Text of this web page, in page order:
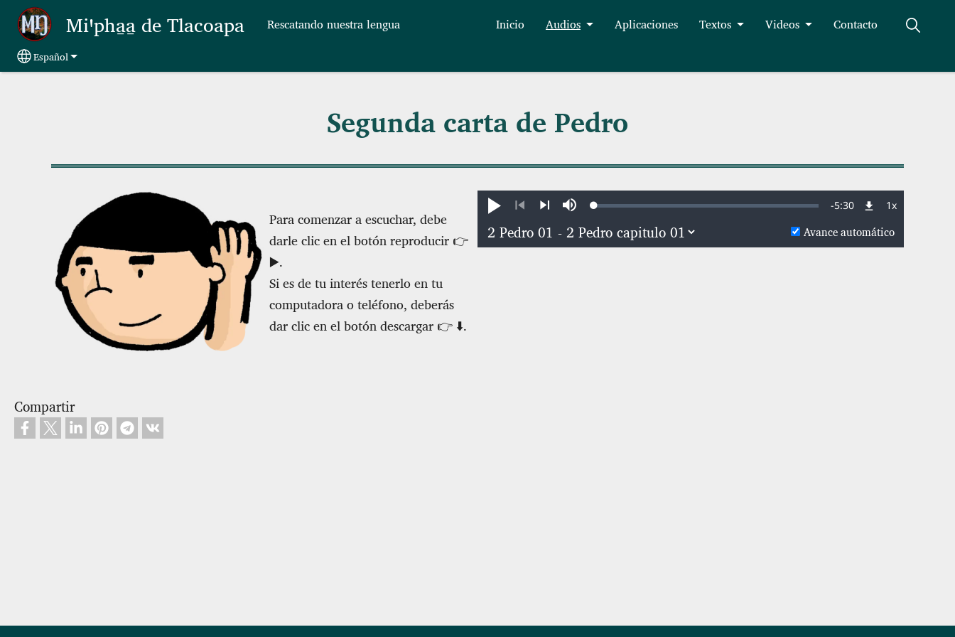
Skip to main content
Miꞌpha̱a̱ de Tlacoapa Rescatando nuestra lengua Inicio Audios Aplicaciones Textos Videos Contacto
Select your language
Español
Segunda carta de Pedro
Para comenzar a escuchar, debe
darle clic en el botón reproducir 👉
▶️.
Si es de tu interés tenerlo en tu
computadora o teléfono, deberás
dar clic en el botón descargar 👉 ⬇️.
Reproducir
AnteriorSiguiente
SilenciarLoaded: Remaining
Time
-5:30 1xVelocidad
reproducción
Avance automático
Compartir